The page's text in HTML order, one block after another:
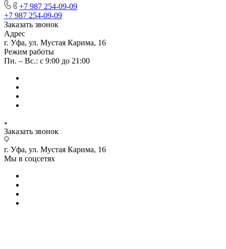
+7 987 254-09-09
+7 987 254-09-09
Заказать звонок
Адрес
г. Уфа, ул. Мустая Карима, 16
Режим работы
Пн. – Вс.: с 9:00 до 21:00
Заказать звонок
г. Уфа, ул. Мустая Карима, 16
Мы в соцсетях